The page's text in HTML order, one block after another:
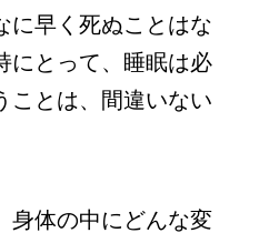
に早く死ぬことはな
にとって、睡眠は必
ことは、間違いない
体の中にどんな変